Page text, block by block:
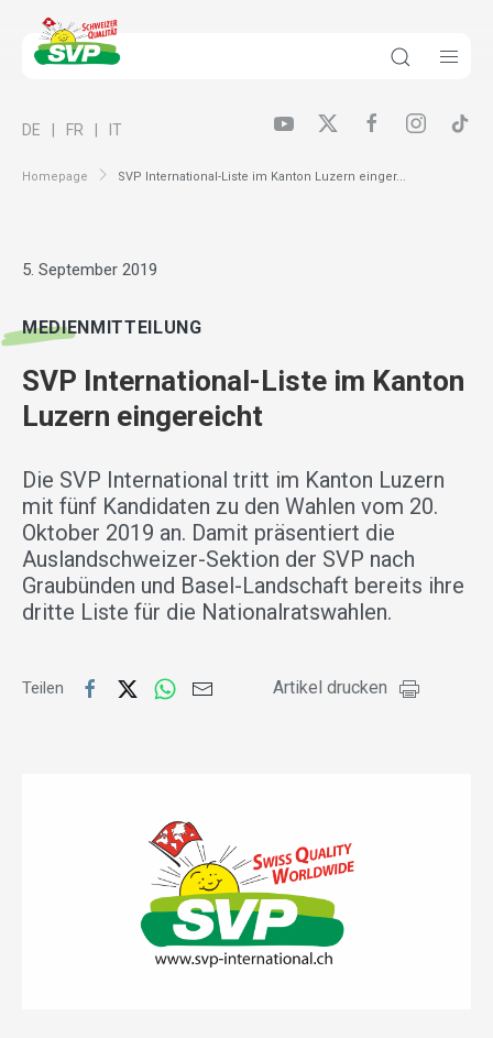
Homepage SVP International-Liste im Kanton Luzern einger...
DE FR IT
5. September 2019
MEDIENMITTEILUNG
SVP International-Liste im Kanton
Luzern eingereicht
Die SVP International tritt im Kanton Luzern
mit fünf Kandidaten zu den Wahlen vom 20.
Oktober 2019 an. Damit präsentiert die
Auslandschweizer-Sektion der SVP nach
Graubünden und Basel-Landschaft bereits ihre
dritte Liste für die Nationalratswahlen.
Teilen Artikel drucken